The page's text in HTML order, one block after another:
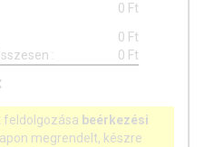
0 Ft
0 Ft
: 0 Ft
feldolgozása beérkezési
megrendelt, készre